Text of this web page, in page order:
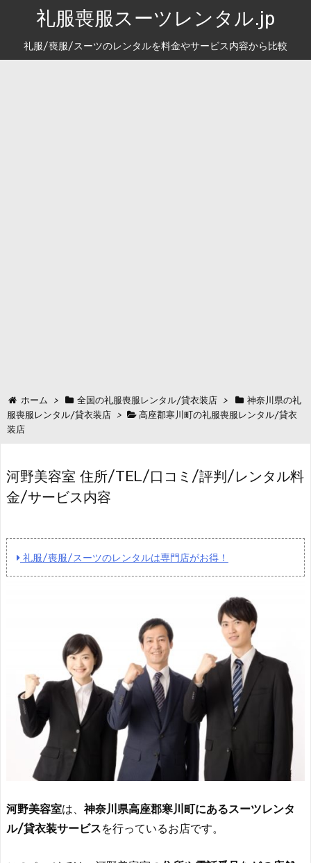
礼服喪服スーツレンタル.jp
礼服/喪服/スーツのレンタルを料金やサービス内容から比較
ホーム > 全国の礼服喪服レンタル/貸衣装店 >
神奈川県の礼
服喪服レンタル/貸衣装店 >
高座郡寒川町の礼服喪服レンタル/貸衣
装店
河野美容室 住所/TEL/口コミ/評判/レンタル料
金/サービス内容
礼服/喪服/スーツのレンタルは専門店がお得！
河野美容室は、 神奈川県高座郡寒川町にあるスーツレンタ
ル/貸衣装サービスを行っているお店です。